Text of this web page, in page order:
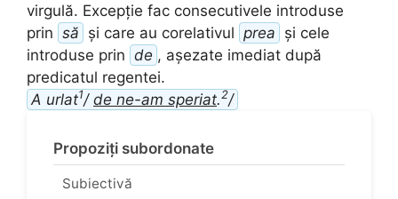
virgulă. Excepție fac consecutivele introduse
prin să și care au corelativul prea și cele
introduse prin de , așezate imediat după
predicatul regentei.
A urlat1/ de ne-am speriat.2/
Propoziți subordonate
Subiectivă